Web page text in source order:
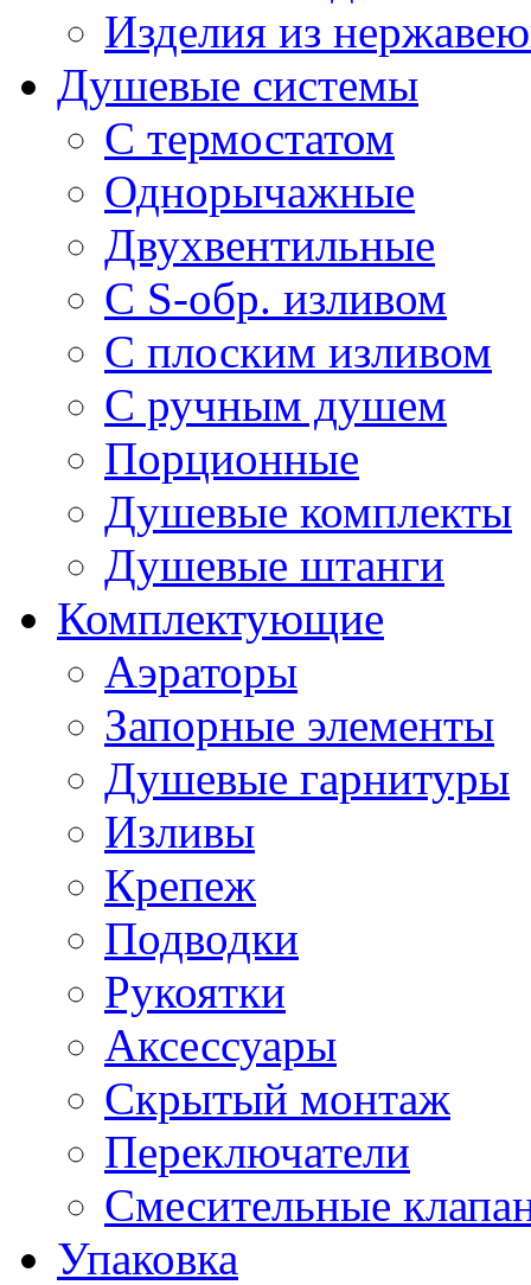
Изделия из
Душевые системы
С термостатом
Однорычажные
Двухвентильные
С S-обр. изливом
С плоским изливом
С ручным душем
Порционные
Душевые комплекты
Душевые штанги
Комплектующие
Аэраторы
Запорные элементы
Душевые гарнитуры
Изливы
Крепеж
Подводки
Рукоятки
Аксессуары
Скрытый монтаж
Переключатели
Смесительные
Упаковка